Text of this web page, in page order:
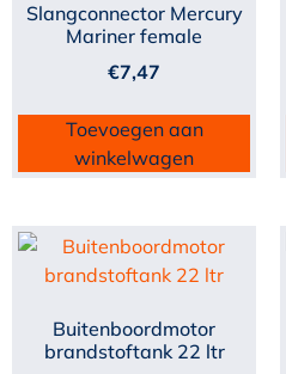
Slangconnector Mercury
Mariner female
€7,47
Toevoegen aan
winkelwagen
Buitenboordmotor
brandstoftank 22 ltr